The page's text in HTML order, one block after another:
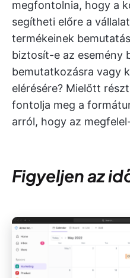
megfontolnia, hogy a
segítheti előre a
termékeinek
biztosít-e az esemény
bemutatkozásra vagy
elérésére? Mielőtt
fontolja meg a
arról, hogy az
Figyeljen az